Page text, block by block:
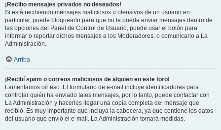
¡Recibo mensajes privados no deseados!
Si está recibiendo mensajes maliciosos u ofensivos de un usuario en
particular, puede bloquearlo para que no le pueda enviar mensajes dentro de
las opciones del Panel de Control de Usuario, puede usar el botón para
informar o reportar dichos mensajes a los Moderadores, o comunicarlo a La
Administración.
Arriba
¡Recibí spam o correos maliciosos de alguien en este foro!
Lamentamos oír eso. El formulario de e-mail incluye identificadores para
controlar quién ha enviado tales mensajes, por lo tanto, puede contactar con
La Administración y hacerles llegar una copia completa del mensaje que
recibió. Es muy importante que incluya la cabecera, ya que contiene los datos
del usuario que envió el e-mail. La Administración tomará medidas.